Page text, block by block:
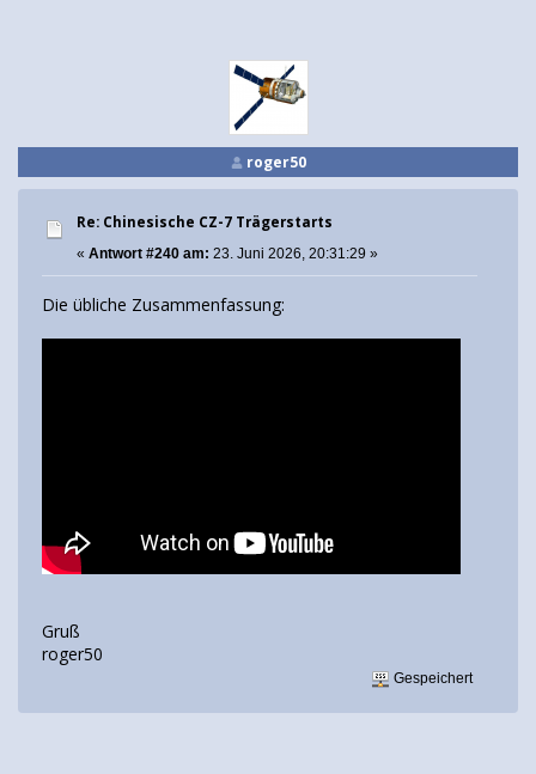
roger50
Re: Chinesische CZ-7 Trägerstarts
« Antwort #240 am: 23. Juni 2026, 20:31:29 »
Die übliche Zusammenfassung:
Gruß
roger50
Gespeichert